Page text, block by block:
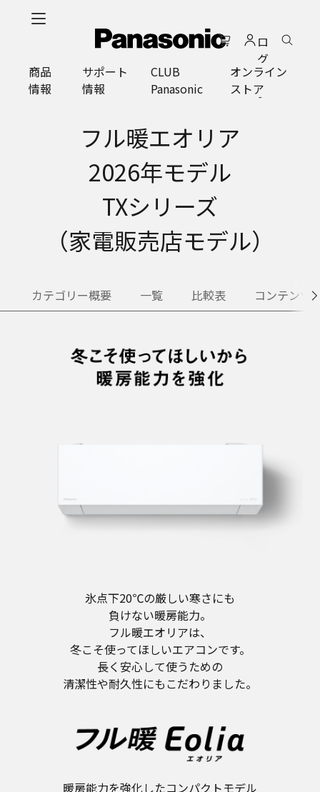
ロ
グ
イ
ン
商品
情報
サポート
情報
CLUB
Panasonic
オンライン
ストア
フル暖エオリア
2026年モデル
TXシリーズ
（家電販売店モデル）
カテゴリー概要 一覧 比較表 コンテンツ
氷点下20℃の厳しい寒さにも
負けない暖房能力。
フル暖エオリアは、
冬こそ使ってほしいエアコンです。
長く安心して使うための
清潔性や耐久性にもこだわりました。
暖房能力を強化したコンパクトモデル